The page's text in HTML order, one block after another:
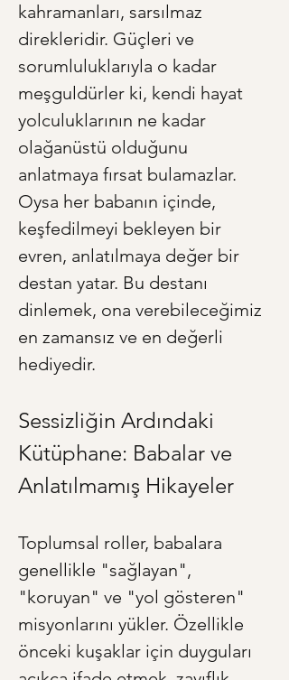
kahramanları, sarsılmaz
direkleridir. Güçleri ve
sorumluluklarıyla o kadar
meşguldürler ki, kendi hayat
yolculuklarının ne kadar
olağanüstü olduğunu
anlatmaya fırsat bulamazlar.
Oysa her babanın içinde,
keşfedilmeyi bekleyen bir
evren, anlatılmaya değer bir
destan yatar. Bu destanı
dinlemek, ona verebileceğimiz
en zamansız ve en değerli
hediyedir.
Sessizliğin Ardındaki
Kütüphane: Babalar ve
Anlatılmamış Hikayeler
Toplumsal roller, babalara
genellikle "sağlayan",
"koruyan" ve "yol gösteren"
misyonlarını yükler. Özellikle
önceki kuşaklar için duyguları